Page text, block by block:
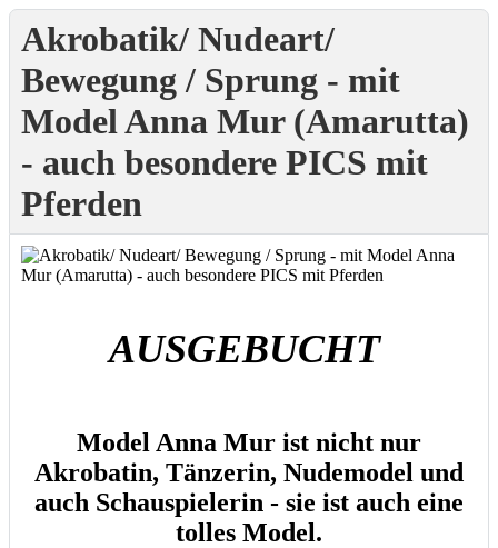
Akrobatik/ Nudeart/
Bewegung / Sprung - mit
Model Anna Mur (Amarutta)
- auch besondere PICS mit
Pferden
AUSGEBUCHT
Model Anna Mur ist nicht nur
Akrobatin, Tänzerin, Nudemodel und
auch Schauspielerin - sie ist auch eine
tolles Model.